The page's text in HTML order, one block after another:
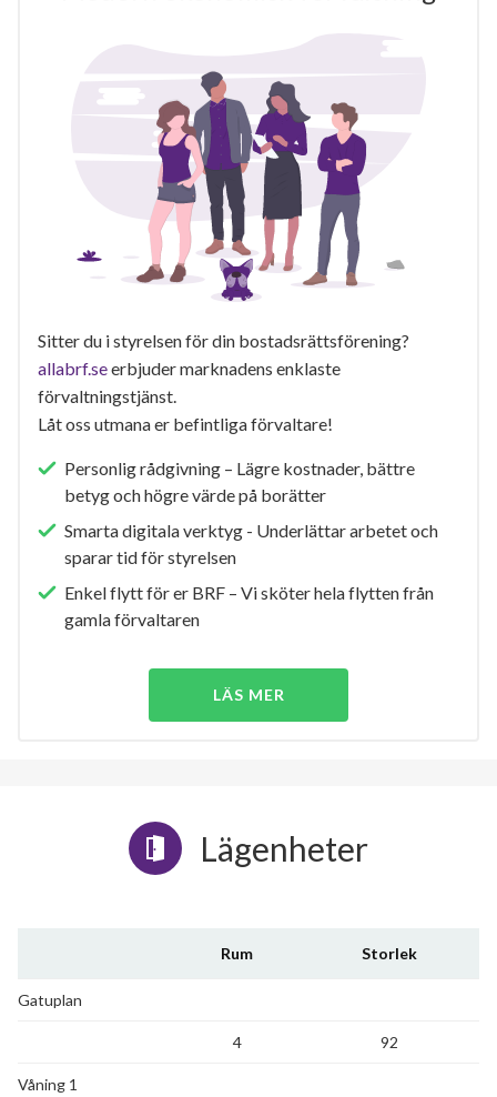
Sitter du i styrelsen för din bostadsrättsförening?
allabrf.seerbjuder marknadens enklaste
förvaltningstjänst.
Låt oss utmana er befintliga förvaltare!
Personlig rådgivning – Lägre kostnader, bättre
betyg och högre värde på borätter
Smarta digitala verktyg - Underlättar arbetet och
sparar tid för styrelsen
Enkel flytt för er BRF – Vi sköter hela flytten från
gamla förvaltaren
LÄS MER
Lägenheter
Rum Storlek
Gatuplan
4 92
Våning 1